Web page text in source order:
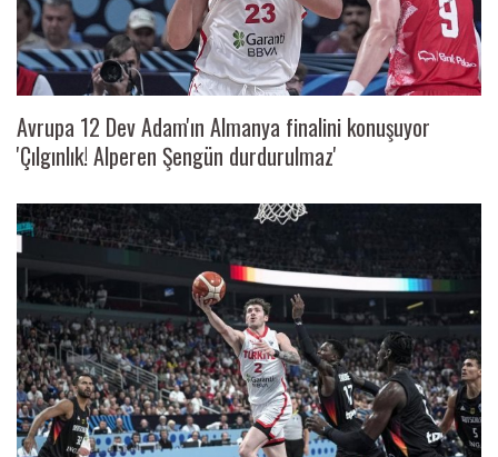
Avrupa 12 Dev Adam'ın Almanya finalini konuşuyor
'Çılgınlık! Alperen Şengün durdurulmaz'